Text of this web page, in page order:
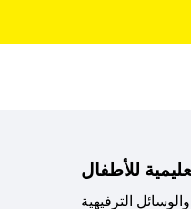
التعليمية والوسائل الترفيهية